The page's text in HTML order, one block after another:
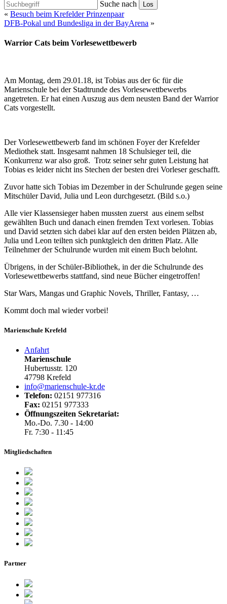
Suche nach Los
« Besuch beim Krefelder Prinzenpaar
DFB-Pokal und Bundesliga in der BayArena »
Warrior Cats beim Vorlesewettbewerb
Am Montag, dem 29.01.18, ist Tobias aus der 6c für die
Marienschule bei der Stadtrunde des Vorlesewettbewerbs
angetreten. Er hat einen Auszug aus dem neusten Band der Warrior
Cats vorgestellt.
Der Vorlesewettbewerb fand im schönen Foyer der Krefelder
Mediothek statt. Insgesamt nahmen 18 Schulsieger teil, die
Konkurrenz war also groß. Trotz seiner sehr guten Leistung hat
Tobias es leider nicht ins Stechen der besten drei Vorleser geschafft.
Zuvor hatte sich Tobias im Dezember in der Schulrunde gegen seine
Mitschüler David, Julia und Leon durchgesetzt. (Bild s.o.)
Alle vier Klassensieger haben mussten zuerst aus einem selbst
gewählten Buch und danach einen fremden Text vorlesen. Tobias
und David setzten sich dabei klar auf den ersten beiden Plätzen ab,
Julia und Leon teilten sich punktgleich den dritten Platz. Alle
Teilnehmer der Schulrunde wurden mit einem Buch belohnt.
Übrigens, in der Schüler-Bibliothek, in der die Schulrunde des
Vorlesewettbewerbs stattfand, sind neue Bücher eingetroffen!
Star Wars, Mangas und Graphic Novels, Thriller, Fantasy, …
Kommt doch mal wieder vorbei!
Marienschule Krefeld
Anfahrt
Marienschule
Hubertusstr. 120
47798 Krefeld
info@marienschule-kr.de
Telefon: 02151 977316
Fax: 02151 977333
Öffnungszeiten Sekretariat:
Mo.-Do. 7.30 - 14:00
Fr. 7:30 - 11:45
Mitgliedschaften
Partner